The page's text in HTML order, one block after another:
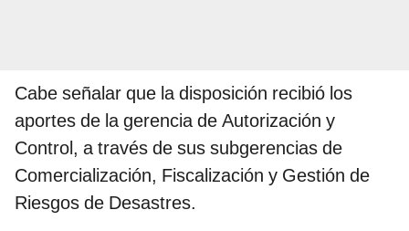
Cabe señalar que la disposición recibió los
aportes de la gerencia de Autorización y
Control, a través de sus subgerencias de
Comercialización, Fiscalización y Gestión de
Riesgos de Desastres.